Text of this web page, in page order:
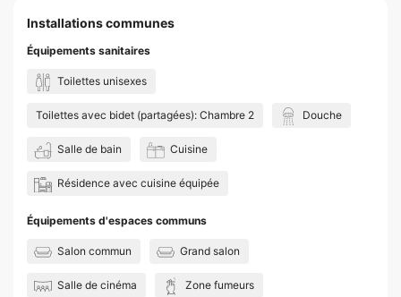
Installations communes
Équipements sanitaires
Toilettes unisexes
Toilettes avec bidet (partagées): Chambre 2 Douche
Salle de bain Cuisine
Résidence avec cuisine équipée
Équipements d'espaces communs
Salon commun Grand salon
Salle de cinéma Zone fumeurs